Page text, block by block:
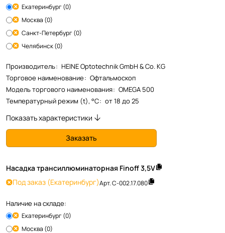
Екатеринбург (0)
Москва (0)
Санкт-Петербург (0)
Челябинск (0)
Производитель: HEINE Optotechnik GmbH & Co. KG
Торговое наименование: Офтальмоскоп
Модель торгового наименования: OMEGA 500
Температурный режим (t), °С: от 18 до 25
Показать характеристики
Заказать
Насадка трансиллюминаторная Finoff 3,5V
Под заказ (Екатеринбург)Арт.C-002.17.080
Наличие на складе:
Екатеринбург (0)
Москва (0)